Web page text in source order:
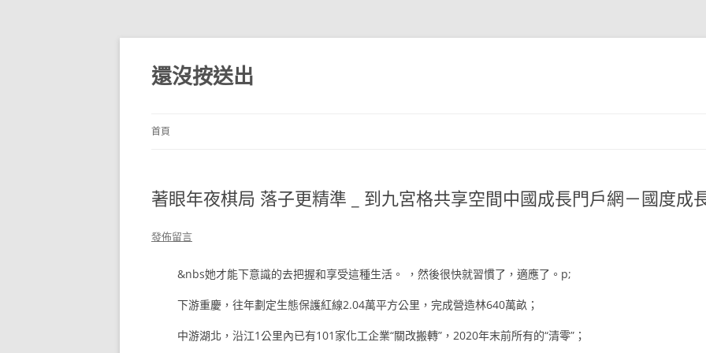
跳
主
要
內
還沒按送出
首頁
著眼年夜棋局 落子更精準 _ 到九宮格共享空間中國成長門戶網－國度成
發佈留言
&nbs她才能下意識的去把握和享受這種生活。 ，然後很快就習慣了，適應了。p;
下游重慶，往年劃定生態保護紅線2.04萬平方公里，完成營造林640萬畝；
中游湖北，沿江1公里內已有101家化工企業“關改搬轉”，2020年末前所有的“清零”；